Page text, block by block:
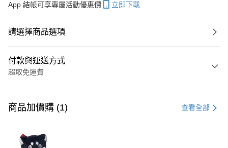
App 結帳可享專屬活動優惠價 立即下載
請選擇商品選項
付款與運送方式
超取免運費
信用卡一次付款
LINE Pay
商品加價購 (1) 查看全部